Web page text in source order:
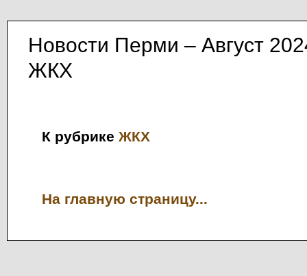
Новости Перми – Август
ЖКХ
К рубрике ЖКХ
На главную страницу...